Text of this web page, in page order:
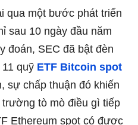
qua một bước phát triển
sau 10 ngày đầu năm
đoán, SEC đã bật đèn
quỹ ETF Bitcoin spot
sự chấp thuận đó khiến
tò mò điều gì tiếp
Ethereum spot có được